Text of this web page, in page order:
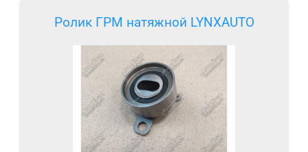
Ролик ГРМ натяжной LYNXAUTO